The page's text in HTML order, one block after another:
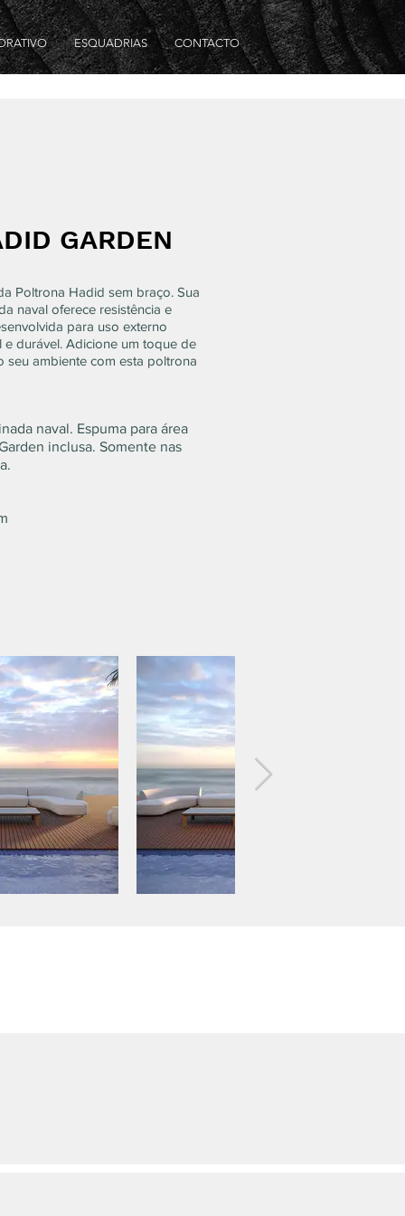
ESQUADRIAS CONTACTO
GARDEN
Poltrona Hadid sem braço. Sua
naval oferece resistência e
para uso externo
durável. Adicione um toque de
seu ambiente com esta poltrona
naval. Espuma para área
inclusa. Somente nas